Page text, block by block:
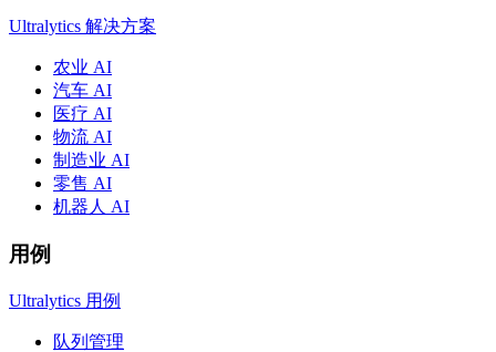
Ultralytics 解决方案
农业 AI
汽车 AI
医疗 AI
物流 AI
制造业 AI
零售 AI
机器人 AI
用例
Ultralytics 用例
队列管理